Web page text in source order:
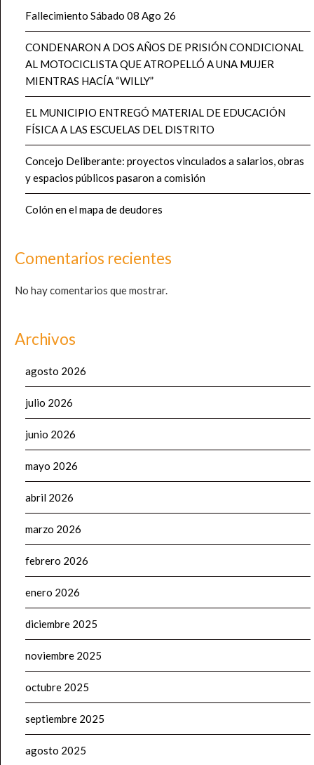
Fallecimiento Sábado 08 Ago 26
CONDENARON A DOS AÑOS DE PRISIÓN CONDICIONAL
AL MOTOCICLISTA QUE ATROPELLÓ A UNA MUJER
MIENTRAS HACÍA “WILLY”
EL MUNICIPIO ENTREGÓ MATERIAL DE EDUCACIÓN
FÍSICA A LAS ESCUELAS DEL DISTRITO
Concejo Deliberante: proyectos vinculados a salarios, obras
y espacios públicos pasaron a comisión
Colón en el mapa de deudores
Comentarios recientes
No hay comentarios que mostrar.
Archivos
agosto 2026
julio 2026
junio 2026
mayo 2026
abril 2026
marzo 2026
febrero 2026
enero 2026
diciembre 2025
noviembre 2025
octubre 2025
septiembre 2025
agosto 2025